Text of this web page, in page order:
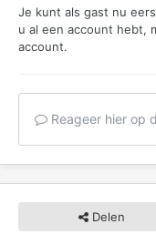
Je kunt als gast nu
u al een account hebt,
account.
Reageer hier op
Delen